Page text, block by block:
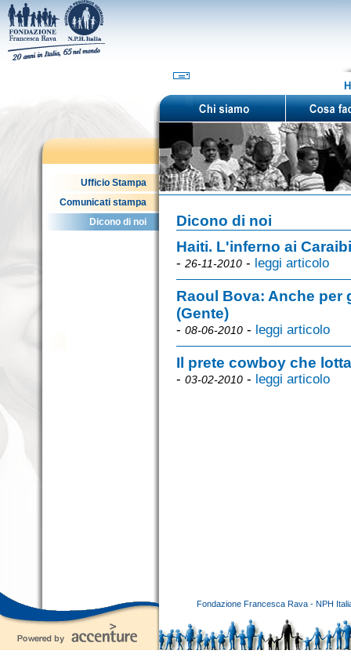
Ufficio Stampa
Comunicati stampa
Dicono di noi
Dicono di noi
Haiti. L'inferno ai
- 26-11-2010 - leggi articolo
Raoul Bova: Anche per
(Gente)
- 08-06-2010 - leggi articolo
Il prete cowboy che
- 03-02-2010 - leggi articolo
Fondazione Francesca Rava - NPH